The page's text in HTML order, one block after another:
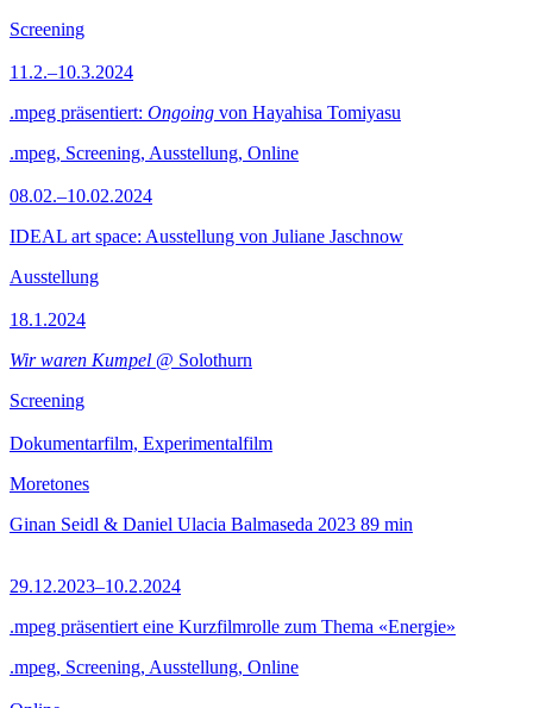
Screening
11.2.–10.3.2024
.mpeg präsentiert: Ongoing von Hayahisa Tomiyasu
.mpeg, Screening, Ausstellung, Online
08.02.–10.02.2024
IDEAL art space: Ausstellung von Juliane Jaschnow
Ausstellung
18.1.2024
Wir waren Kumpel @ Solothurn
Screening
Dokumentarfilm, Experimentalfilm
Moretones
Ginan Seidl & Daniel Ulacia Balmaseda 2023 89 min
29.12.2023–10.2.2024
.mpeg präsentiert eine Kurzfilmrolle zum Thema «Energie»
.mpeg, Screening, Ausstellung, Online